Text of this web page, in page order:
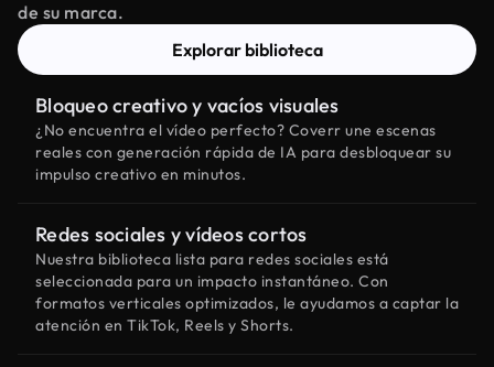
de su marca.
Explorar biblioteca
Bloqueo creativo y vacíos visuales
¿No encuentra el vídeo perfecto? Coverr une escenas
reales con generación rápida de IA para desbloquear su
impulso creativo en minutos.
Redes sociales y vídeos cortos
Nuestra biblioteca lista para redes sociales está
seleccionada para un impacto instantáneo. Con
formatos verticales optimizados, le ayudamos a captar la
atención en TikTok, Reels y Shorts.